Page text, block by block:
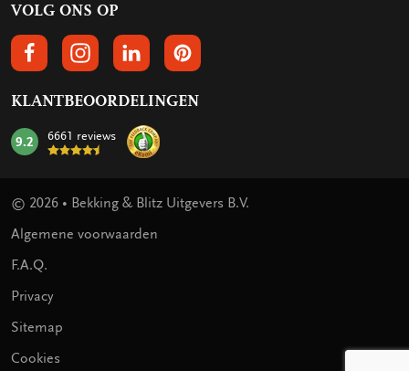
VOLG ONS OP
VOLGS ONS OP FACEBOOK
VOLG ONS OP INSTAGRAM
VOLG ONS OP LINKEDIN
VOLG ONS OP PINTEREST
KLANTBEOORDELINGEN
mark:
9.2 6661 reviews
© 2026 • Bekking & Blitz Uitgevers B.V.
Algemene voorwaarden
F.A.Q.
Privacy
Sitemap
Cookies